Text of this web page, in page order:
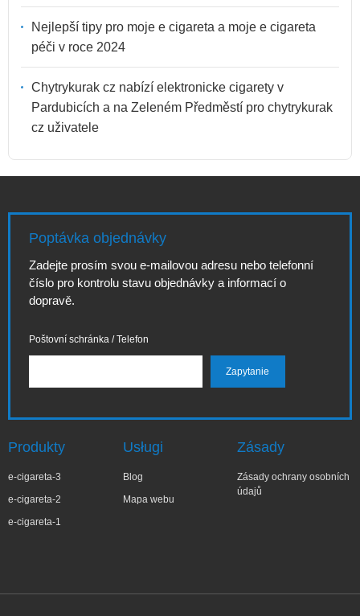
Nejlepší tipy pro moje e cigareta a moje e cigareta
péči v roce 2024
Chytrykurak cz nabízí elektronicke cigarety v
Pardubicích a na Zeleném Předměstí pro chytrykurak
cz uživatele
Poptávka objednávky
Zadejte prosím svou e-mailovou adresu nebo telefonní
číslo pro kontrolu stavu objednávky a informací o
dopravě.
Poštovní schránka / Telefon
Produkty
e-cigareta-3
e-cigareta-2
e-cigareta-1
Usługi
Blog
Mapa webu
Zásady
Zásady ochrany osobních
údajů